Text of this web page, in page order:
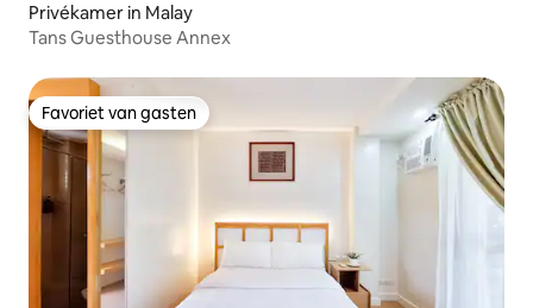
Privékamer in Malay
Tans Guesthouse Annex
Favoriet van gasten
Favoriet van gasten